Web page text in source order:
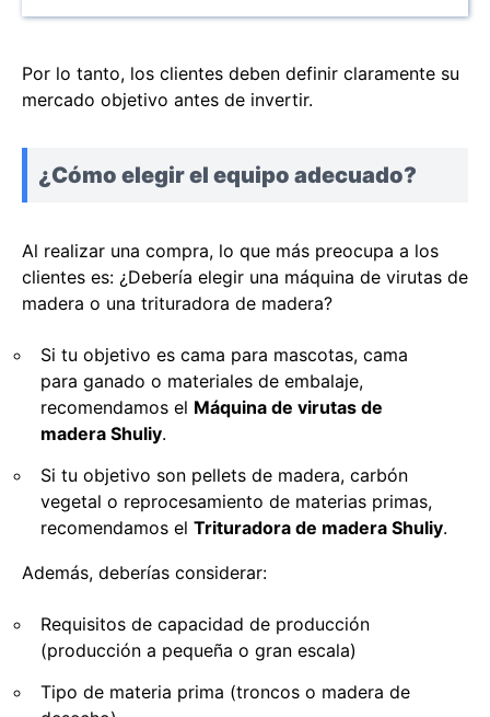
Por lo tanto, los clientes deben definir claramente su
mercado objetivo antes de invertir.
¿Cómo elegir el equipo adecuado?
Al realizar una compra, lo que más preocupa a los
clientes es: ¿Debería elegir una máquina de virutas de
madera o una trituradora de madera?
Si tu objetivo es cama para mascotas, cama
para ganado o materiales de embalaje,
recomendamos el Máquina de virutas de
madera Shuliy.
Si tu objetivo son pellets de madera, carbón
vegetal o reprocesamiento de materias primas,
recomendamos el Trituradora de madera Shuliy.
Además, deberías considerar:
Requisitos de capacidad de producción
(producción a pequeña o gran escala)
Tipo de materia prima (troncos o madera de